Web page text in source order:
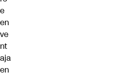
e
en
ve
nt
aja
en